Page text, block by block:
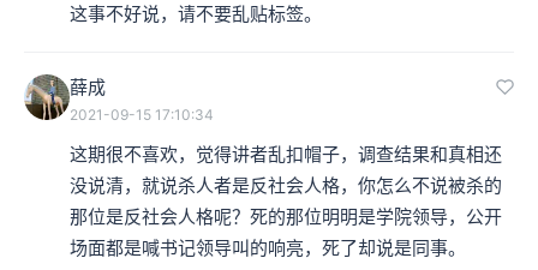
这事不好说，请不要乱贴标签。
薛成
2021-09-15 17:10:34
这期很不喜欢，觉得讲者乱扣帽子，调查结果和真相还
没说清，就说杀人者是反社会人格，你怎么不说被杀的
那位是反社会人格呢？死的那位明明是学院领导，公开
场面都是喊书记领导叫的响亮，死了却说是同事。